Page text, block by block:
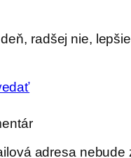
radšej nie,
adresa nebude